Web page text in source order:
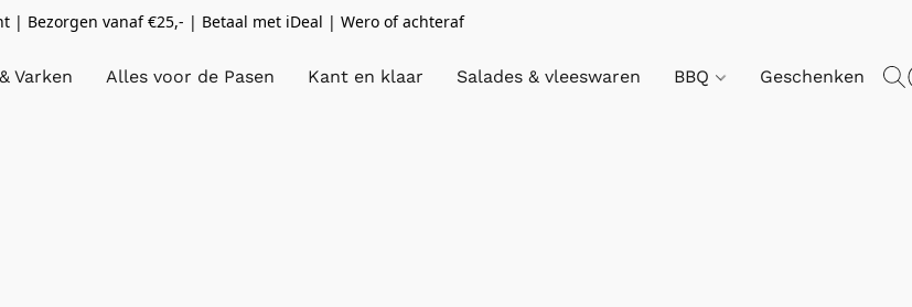
| Bezorgen vanaf €25,- | Betaal met iDeal | Wero of achteraf
Varken Alles voor de Pasen Kant en klaar Salades & vleeswaren BBQ Geschenken